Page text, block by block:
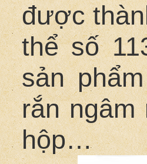
được
thể số
sản
rắn
hộp…